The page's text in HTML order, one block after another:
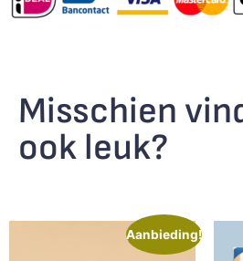
Misschien
ook leuk?
Aanbieding!